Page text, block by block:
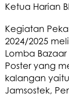
Ketua Harian
Kegiatan
2024/2025
Lomba
Poster yang
kalangan
Jamsostek,